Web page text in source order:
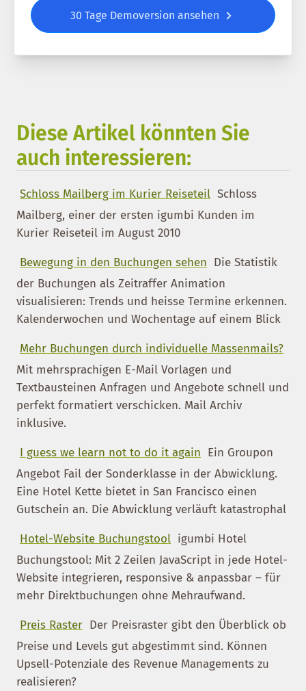
30 Tage Demoversion ansehen
Diese Artikel könnten Sie
auch interessieren:
Schloss Mailberg im Kurier Reiseteil Schloss
Mailberg, einer der ersten igumbi Kunden im
Kurier Reiseteil im August 2010
Bewegung in den Buchungen sehen Die Statistik
der Buchungen als Zeitraffer Animation
visualisieren: Trends und heisse Termine erkennen.
Kalenderwochen und Wochentage auf einem Blick
Mehr Buchungen durch individuelle Massenmails?
Mit mehrsprachigen E-Mail Vorlagen und
Textbausteinen Anfragen und Angebote schnell und
perfekt formatiert verschicken. Mail Archiv
inklusive.
I guess we learn not to do it again Ein Groupon
Angebot Fail der Sonderklasse in der Abwicklung.
Eine Hotel Kette bietet in San Francisco einen
Gutschein an. Die Abwicklung verläuft katastrophal
Hotel-Website Buchungstool igumbi Hotel
Buchungstool: Mit 2 Zeilen JavaScript in jede Hotel-
Website integrieren, responsive & anpassbar – für
mehr Direktbuchungen ohne Mehraufwand.
Preis Raster Der Preisraster gibt den Überblick ob
Preise und Levels gut abgestimmt sind. Können
Upsell-Potenziale des Revenue Managements zu
realisieren?